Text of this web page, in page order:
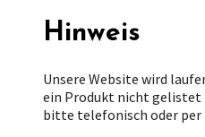
Hinweis
Unsere Website wird
ein Produkt nicht gelistet
bitte telefonisch oder per